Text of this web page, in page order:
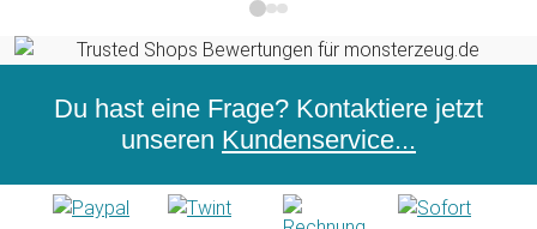
Du hast eine Frage? Kontaktiere jetzt
unseren Kundenservice...